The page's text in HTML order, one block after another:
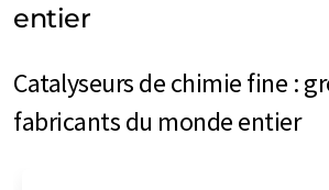
entier
Catalyseurs de chimie fine :
fabricants du monde entier